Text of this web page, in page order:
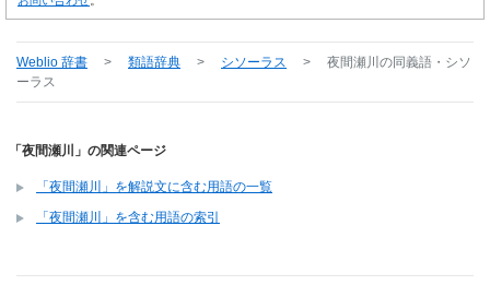
Weblio 辞書 > 類語辞典 > シソーラス > 夜間瀬川 の同義語・シソ
ーラス
「夜間瀬川」の関連ページ
「夜間瀬川」を解説文に含む用語の一覧
「夜間瀬川」を含む用語の索引